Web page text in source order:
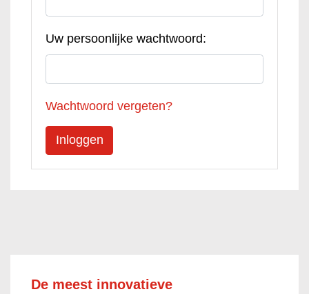
Uw persoonlijke wachtwoord:
Wachtwoord vergeten?
De meest innovatieve